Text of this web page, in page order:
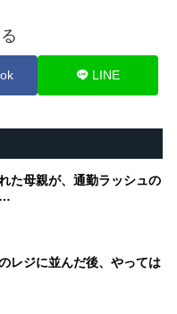
LINE
た母親が、通勤ラッシュの
…
レジに並んだ後、やっては